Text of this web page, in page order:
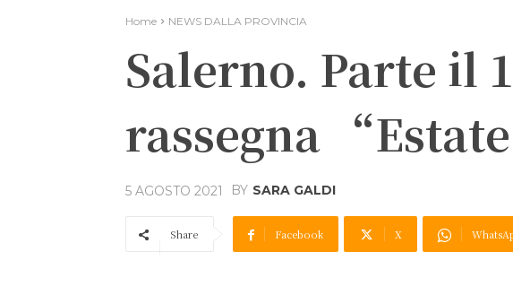
Home NEWS DALLA PROVINCIA
Salerno. Parte il
rassegna
5 AGOSTO 2021 BY SARA GALDI
Share Facebook X